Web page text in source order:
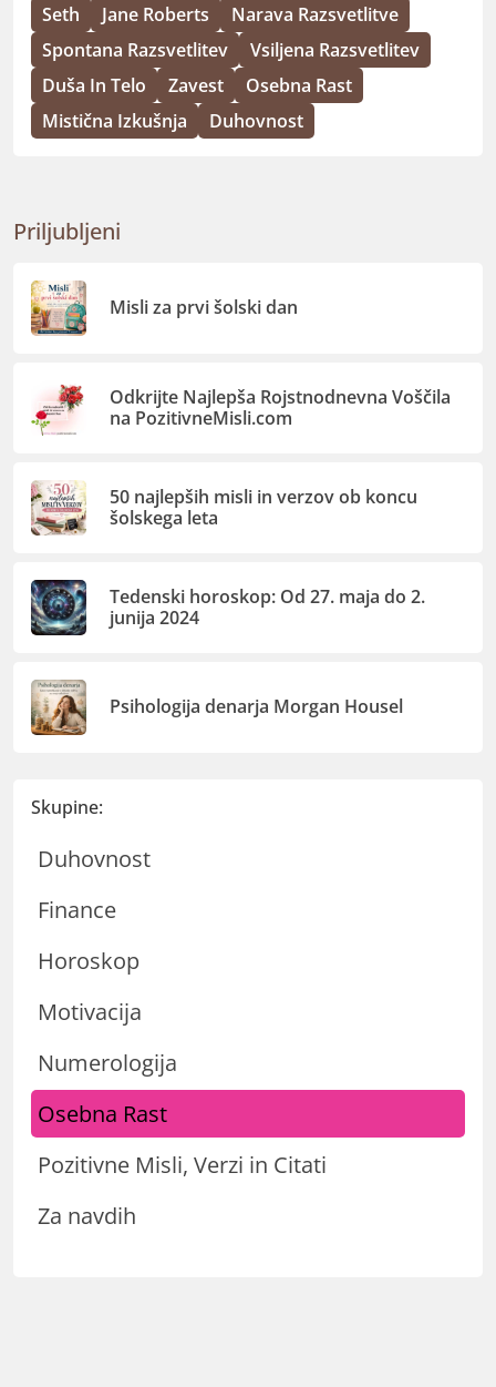
Seth Jane Roberts
Narava Razsvetlitve
Spontana Razsvetlitev
Vsiljena Razsvetlitev
Duša In Telo
Zavest
Osebna Rast
Mistična Izkušnja
Duhovnost
Priljubljeni
Misli za prvi šolski dan
Odkrijte Najlepša Rojstnodnevna Voščila
na PozitivneMisli.com
50 najlepših misli in verzov ob koncu
šolskega leta
Tedenski horoskop: Od 27. maja do 2.
junija 2024
Psihologija denarja Morgan Housel
Skupine:
Duhovnost
Finance
Horoskop
Motivacija
Numerologija
Osebna Rast
Pozitivne Misli, Verzi in Citati
Za navdih